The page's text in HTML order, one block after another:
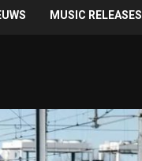
MUSIC RELEASES